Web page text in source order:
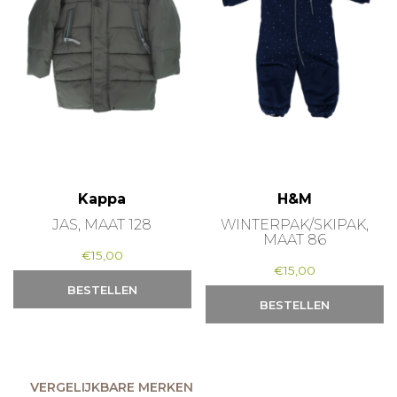
Kappa
JAS, MAAT 128
€15,00
BESTELLEN
H&M
WINTERPAK/SKIPAK,
MAAT 86
€15,00
BESTELLEN
VERGELIJKBARE MERKEN